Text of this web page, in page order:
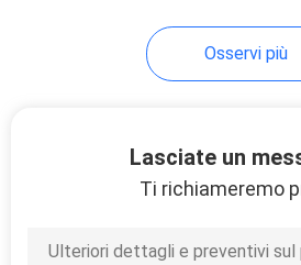
Misuratore di
Digital
Osservi più
Lasciate un
Ti richiameremo